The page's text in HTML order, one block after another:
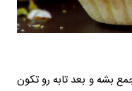
بشه و بعد تابه رو تکون